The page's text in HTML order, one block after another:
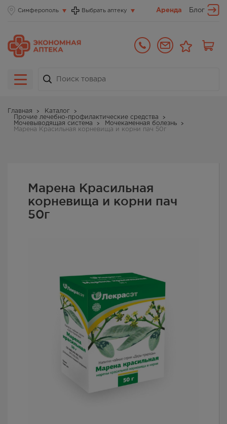
Симферополь Выбрать аптеку Аренда Блог
Главная
Каталог
Прочие лечебно-профилактические средства
Мочевыводящая система
Мочекаменная болезнь
Марена Красильная корневища и корни пач 50г
Марена Красильная
корневища и корни пач
50г